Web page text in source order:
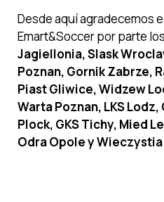
Desde aquí agradecemos
Emart&Soccer por parte
Jagiellonia, Slask
Poznan, Gornik Zabrze,
Piast Gliwice, Widzew
Warta Poznan, LKS
Plock, GKS Tichy, Mied
Odra Opole y